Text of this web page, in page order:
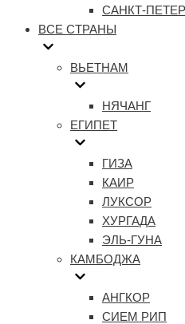
САНКТ-
ВСЕ СТРАНЫ
ВЬЕТНАМ
НЯЧАНГ
ЕГИПЕТ
ГИЗА
КАИР
ЛУКСОР
ХУРГАДА
ЭЛЬ-ГУНА
КАМБОДЖА
АНГКОР
СИЕМ РИП